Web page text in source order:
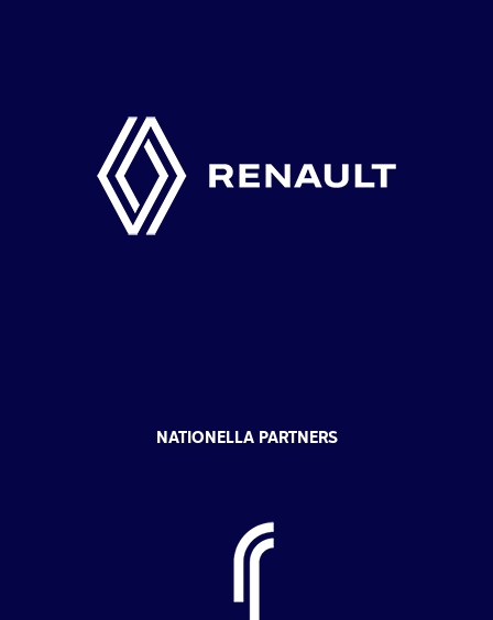
NATIONELLA PARTNERS